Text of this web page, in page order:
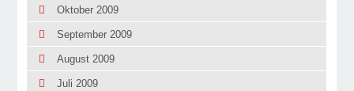
Oktober 2009
September 2009
August 2009
Juli 2009